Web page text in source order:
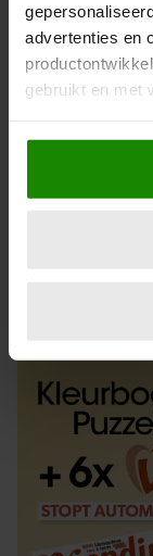
advertenties en
gebruikt en met
Als u het
locatie, die
scannen
verwerkt en
intrekken in de
We gebruiken
personaliseren,
en om ons
informatie over
partners voor
partners